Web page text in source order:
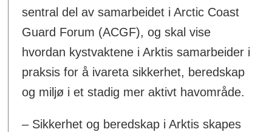
sentral del av samarbeidet i Arctic Coast
Guard Forum (ACGF), og skal vise
hvordan kystvaktene i Arktis samarbeider i
praksis for å ivareta sikkerhet, beredskap
og miljø i et stadig mer aktivt havområde.
– Sikkerhet og beredskap i Arktis skapes